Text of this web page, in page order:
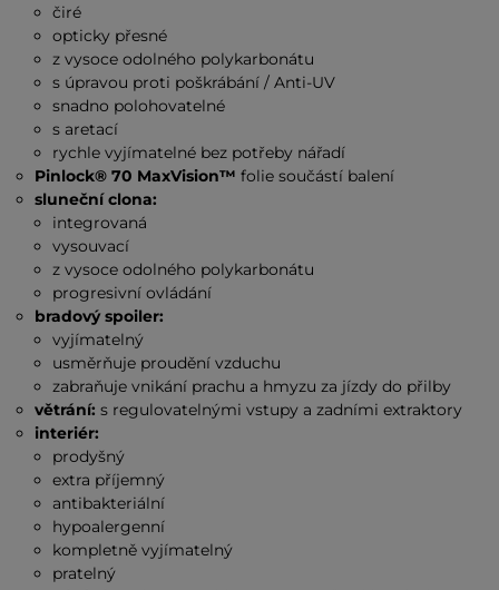
čiré
opticky přesné
z vysoce odolného polykarbonátu
s úpravou proti poškrábání / Anti-UV
snadno polohovatelné
s aretací
rychle vyjímatelné bez potřeby nářadí
Pinlock® 70 MaxVision™foliesoučástí balení
sluneční clona:
integrovaná
vysouvací
z vysoce odolného polykarbonátu
progresivní ovládání
bradový spoiler:
vyjímatelný
usměrňuje proudění vzduchu
zabraňuje vnikání prachu a hmyzu za jízdy do přilby
větrání:s regulovatelnými vstupy a zadními extraktory
interiér:
prodyšný
extra příjemný
antibakteriální
hypoalergenní
kompletně vyjímatelný
pratelný